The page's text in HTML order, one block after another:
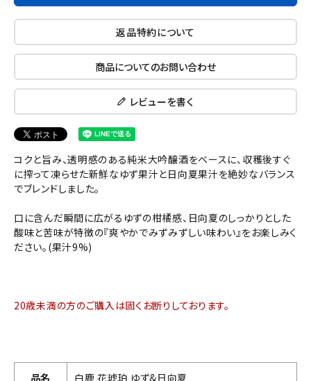
返品特約について
商品についてのお問い合わせ
レビューを書く
コクと旨み、透明感のある純米大吟醸酒をベースに、収穫後すぐ
に搾って凍らせた新鮮なゆず果汁と日向夏果汁を絶妙なバランス
でブレンドしました。
口に含んだ瞬間に広がるゆずの柑橘感、日向夏のしっかりとした
酸味と苦味が特徴の『爽やかでみずみずしい味わい』をお楽しみく
ださい。(果汁9%)
20歳未満の方のご購入は固くお断りしております。
品名 白鹿 花琥珀 ゆず&日向夏